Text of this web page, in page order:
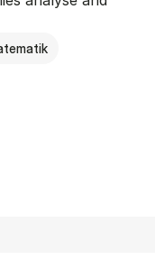
Busi­ness